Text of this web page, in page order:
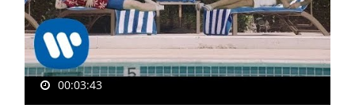
00:03:43